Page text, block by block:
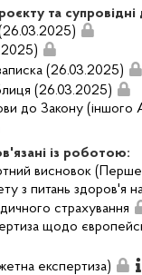
та
(26.03.2025)
(26.03.2025)
до Закону (іншого
із роботою:
висновок (Перше
з питань здоров'я
страхування
щодо
експертиза)